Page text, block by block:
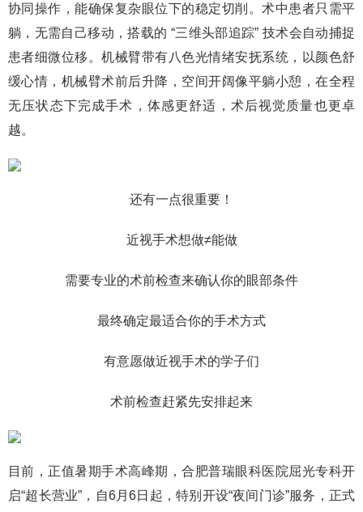
协同操作，能确保复杂眼位下的稳定切削。术中患者只需平
躺，无需自己移动，搭载的 “三维头部追踪” 技术会自动捕捉
患者细微位移。机械臂带有八色光情绪安抚系统，以颜色舒
缓心情，机械臂术前后升降，空间开阔像平躺小憩，在全程
无压状态下完成手术，体感更舒适，术后视觉质量也更卓
越。
还有一点很重要！
近视手术想做≠能做
需要专业的术前检查来确认你的眼部条件
最终确定最适合你的手术方式
有意愿做近视手术的学子们
术前检查赶紧先安排起来
目前，正值暑期手术高峰期，合肥普瑞眼科医院屈光专科开
启“超长营业”，自6月6日起，特别开设“夜间门诊”服务，正式